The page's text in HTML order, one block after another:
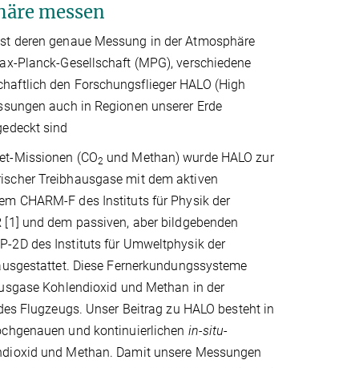
messen
deren genaue Messung in der Atmosphäre
Planck-Gesellschaft (MPG), verschiedene
den Forschungsflieger HALO (High
auch in Regionen unserer Erde
sind
Missionen (CO2 und Methan) wurde HALO zur
Treibhausgase mit dem aktiven
CHARM-F des Instituts für Physik der
[1] und dem passiven, aber bildgebenden
2D des Instituts für Umweltphysik der
Diese Fernerkundungssysteme
Kohlendioxid und Methan in der
Flugzeugs. Unser Beitrag zu HALO besteht in
und kontinuierlichen in-situ-
und Methan. Damit unsere Messungen